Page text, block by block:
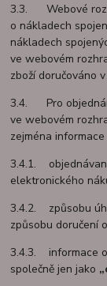
3.3. Webové
o nákladech
nákladech
ve webovém
zboží doručováno
3.4. Pro
ve webovém
zejména informace
3.4.1.
elektronického
3.4.2. způsobu
způsobu doručení
3.4.3. informace o
společně jen jako